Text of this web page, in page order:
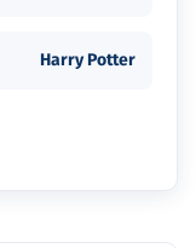
Harry Potter